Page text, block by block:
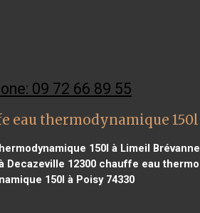
09 72 66 89 55
eau thermodynamique 150l
150l à Limeil
12300chauffe eau
150l à Poisy 74330